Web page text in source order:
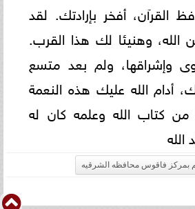
القرآن، أفخر بإرادتك. لقد
الله، وهنيئا لك هذا القرب.
وإشراقها، ولم بعد متسع
أدام الله عليك هذه النعمة
كتاب الله وعلمه كان له
بمركز فاقوس محافظه الشرقيه